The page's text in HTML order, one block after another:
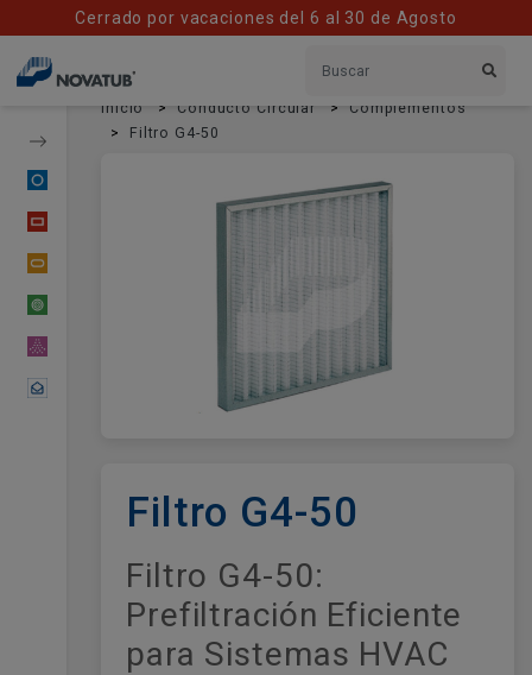
Cerrado por vacaciones del 6 al 30 de Agosto
Conducto Rectangular
Inicio Conducto Circular
Complementos
Filtro G4-50
Filtro G4-50
Filtro G4-50:
Prefiltración Eficiente
para Sistemas HVAC